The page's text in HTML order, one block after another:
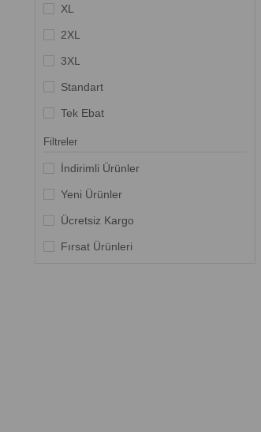
Standart
XL
2XL
3XL
Standart
Tek Ebat
XL-XXXL
Filtreler
İndirimli Ürünler
Yeni Ürünler
Ücretsiz Kargo
Fırsat Ürünleri